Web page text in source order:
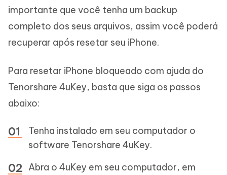
importante que você tenha um backup
completo dos seus arquivos, assim você poderá
recuperar após resetar seu iPhone.
Para resetar iPhone bloqueado com ajuda do
Tenorshare 4uKey, basta que siga os passos
abaixo:
Tenha instalado em seu computador o
software Tenorshare 4uKey.
Abra o 4uKey em seu computador, em